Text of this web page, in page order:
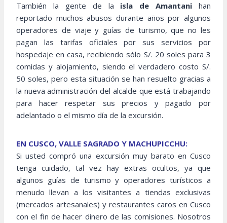
También la gente de la isla de Amantani han
reportado muchos abusos durante años por algunos
operadores de viaje y guías de turismo, que no les
pagan las tarifas oficiales por sus servicios por
hospedaje en casa, recibiendo sólo S/. 20 soles para 3
comidas y alojamiento, siendo el verdadero costo S/.
50 soles, pero esta situación se han resuelto gracias a
la nueva administración del alcalde que está trabajando
para hacer respetar sus precios y pagado por
adelantado o el mismo día de la excursión.
EN CUSCO, VALLE SAGRADO Y MACHUPICCHU:
Si usted compró una excursión muy barato en Cusco
tenga cuidado, tal vez hay extras ocultos, ya que
algunos guías de turismo y operadores turísticos a
menudo llevan a los visitantes a tiendas exclusivas
(mercados artesanales) y restaurantes caros en Cusco
con el fin de hacer dinero de las comisiones. Nosotros